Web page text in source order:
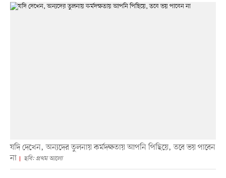
যদি দেখেন, অন্যদের তুলনায় কর্মদক্ষতায় আপনি পিছিয়ে, তবে ভয় পাবেন
না
ছবি: প্রথম আলো